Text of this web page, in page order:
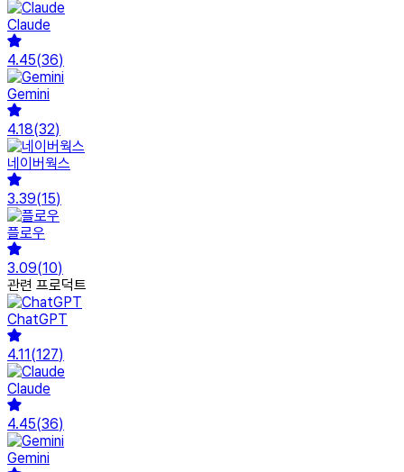
Claude
4.45(36)
Gemini
4.18(32)
네이버웍스
3.39(15)
플로우
3.09(10)
관련 프로덕트
ChatGPT
4.11(127)
Claude
4.45(36)
Gemini